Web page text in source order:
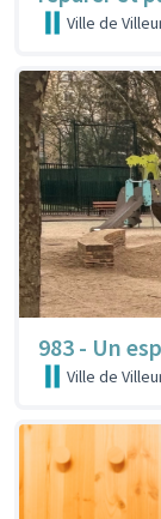
Ville de
983 - Un
Ville de